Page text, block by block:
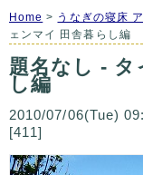
Home > うなぎの寝床
ェンマイ 田舎暮らし編
題名なし -
し編
2010/07/06(Tue)
[411]